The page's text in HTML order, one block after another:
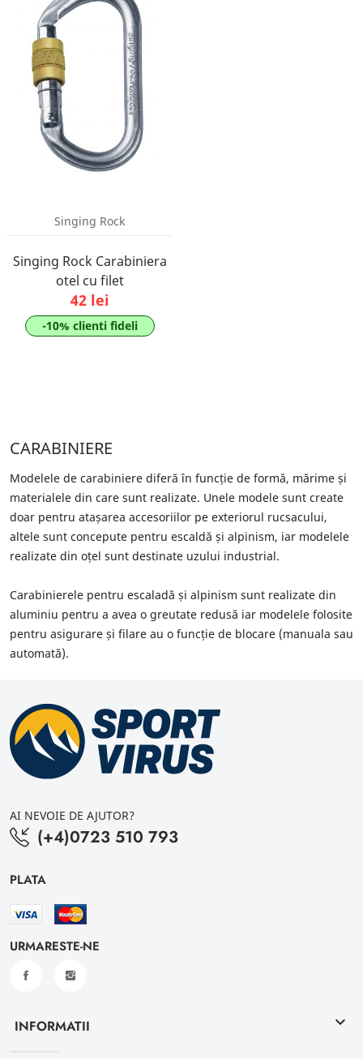
Singing Rock
Singing Rock Carabiniera
otel cu filet
42 lei
-10% clienti fideli
CARABINIERE
Modelele de carabiniere diferă în funcție de formă, mărime și
materialele din care sunt realizate. Unele modele sunt create
doar pentru atașarea accesoriilor pe exteriorul rucsacului,
altele sunt concepute pentru escaldă și alpinism, iar modelele
realizate din oțel sunt destinate uzului industrial.
Carabinierele pentru escaladă și alpinism sunt realizate din
aluminiu pentru a avea o greutate redusă iar modelele folosite
pentru asigurare și filare au o funcție de blocare (manuala sau
automată).
AI NEVOIE DE AJUTOR?
(+4)0723 510 793
PLATA
URMARESTE-NE
INFORMATII keyboard_arrow_down